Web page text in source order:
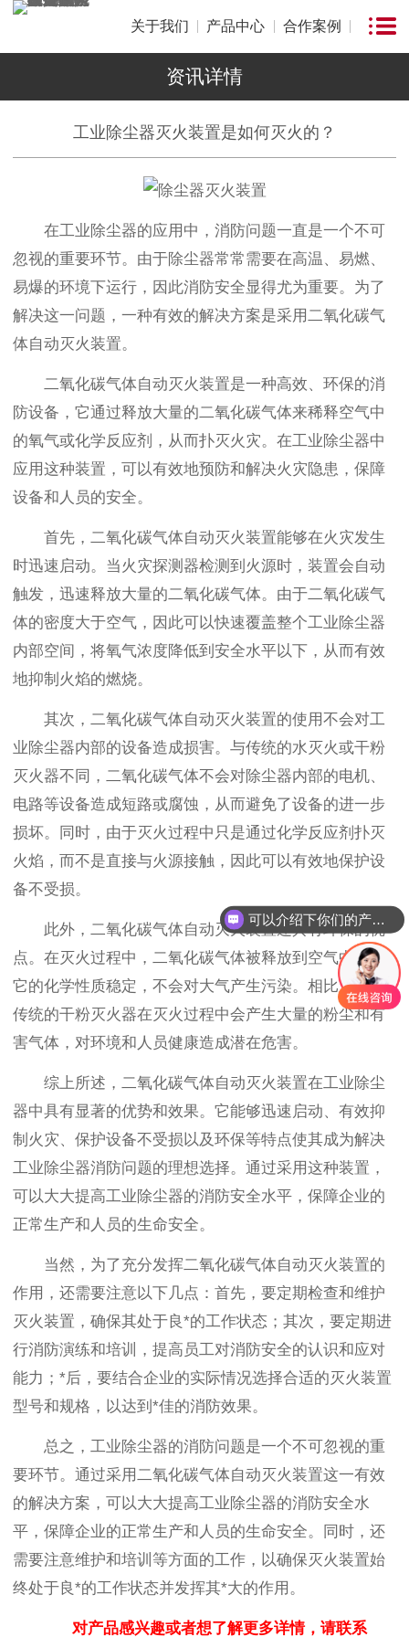
关于我们 产品中心 合作案例
资讯详情
工业除尘器灭火装置是如何灭火的？
在工业除尘器的应用中，消防问题一直是一个不可
忽视的重要环节。由于除尘器常常需要在高温、易燃、
易爆的环境下运行，因此消防安全显得尤为重要。为了
解决这一问题，一种有效的解决方案是采用二氧化碳气
体自动灭火装置。
二氧化碳气体自动灭火装置是一种高效、环保的消
防设备，它通过释放大量的二氧化碳气体来稀释空气中
的氧气或化学反应剂，从而扑灭火灾。在工业除尘器中
应用这种装置，可以有效地预防和解决火灾隐患，保障
设备和人员的安全。
首先，二氧化碳气体自动灭火装置能够在火灾发生
时迅速启动。当火灾探测器检测到火源时，装置会自动
触发，迅速释放大量的二氧化碳气体。由于二氧化碳气
体的密度大于空气，因此可以快速覆盖整个工业除尘器
内部空间，将氧气浓度降低到安全水平以下，从而有效
地抑制火焰的燃烧。
其次，二氧化碳气体自动灭火装置的使用不会对工
业除尘器内部的设备造成损害。与传统的水灭火或干粉
灭火器不同，二氧化碳气体不会对除尘器内部的电机、
电路等设备造成短路或腐蚀，从而避免了设备的进一步
损坏。同时，由于灭火过程中只是通过化学反应剂扑灭
火焰，而不是直接与火源接触，因此可以有效地保护设
备不受损。
此外，二氧化碳气体自动灭火装置还具有环保的优
点。在灭火过程中，二氧化碳气体被释放到空气中，但
它的化学性质稳定，不会对大气产生污染。相比之下，
传统的干粉灭火器在灭火过程中会产生大量的粉尘和有
害气体，对环境和人员健康造成潜在危害。
综上所述，二氧化碳气体自动灭火装置在工业除尘
器中具有显著的优势和效果。它能够迅速启动、有效抑
制火灾、保护设备不受损以及环保等特点使其成为解决
工业除尘器消防问题的理想选择。通过采用这种装置，
可以大大提高工业除尘器的消防安全水平，保障企业的
正常生产和人员的生命安全。
当然，为了充分发挥二氧化碳气体自动灭火装置的
作用，还需要注意以下几点：首先，要定期检查和维护
灭火装置，确保其处于良*的工作状态；其次，要定期进
行消防演练和培训，提高员工对消防安全的认识和应对
能力；*后，要结合企业的实际情况选择合适的灭火装置
型号和规格，以达到*佳的消防效果。
总之，工业除尘器的消防问题是一个不可忽视的重
要环节。通过采用二氧化碳气体自动灭火装置这一有效
的解决方案，可以大大提高工业除尘器的消防安全水
平，保障企业的正常生产和人员的生命安全。同时，还
需要注意维护和培训等方面的工作，以确保灭火装置始
终处于良*的工作状态并发挥其*大的作用。
对产品感兴趣或者想了解更多详情，请联系
可以介绍下你们的产品么